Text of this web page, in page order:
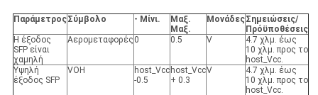
ΠαράμετροςΣύμβολο - Μίνι.
Μαξ.
Μαξ.
ΜονάδεςΣημειώσεις/
Πρόϋποθέσεις
Η έξοδος
SFP είναι
χαμηλή
Αερομεταφορές 0 0.5 V
4.7 χλμ. έως
10 χλμ. προς το
host_Vcc.
Υψηλή
έξοδος SFP
VOH
host_Vcc
-0.5
host_Vcc
+ 0.3
V
4.7 χλμ. έως
10 χλμ. προς το
host_Vcc.